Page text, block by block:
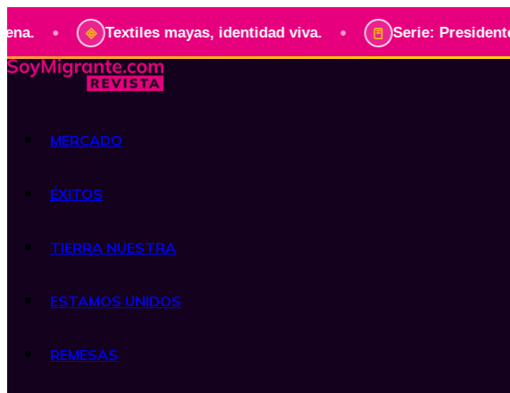
Textiles mayas, identidad viva. • Serie: Presidentes de
MERCADO
ÉXITOS
TIERRA NUESTRA
ESTAMOS UNIDOS
REMESAS